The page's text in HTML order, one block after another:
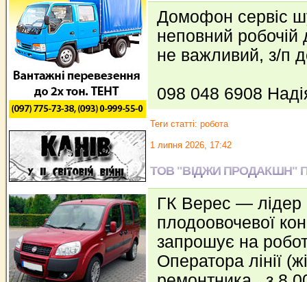
Домофон сервіс
неповний робочій
не важливий, з/п
098 048 6908
Теги статті: робота
1 липня 2026, 17:42
ТОВ "ВІДЖИ ПРОДАКШН"
ГК Верес — лідер
плодоовочевої
запрошує на
Оператора лінії